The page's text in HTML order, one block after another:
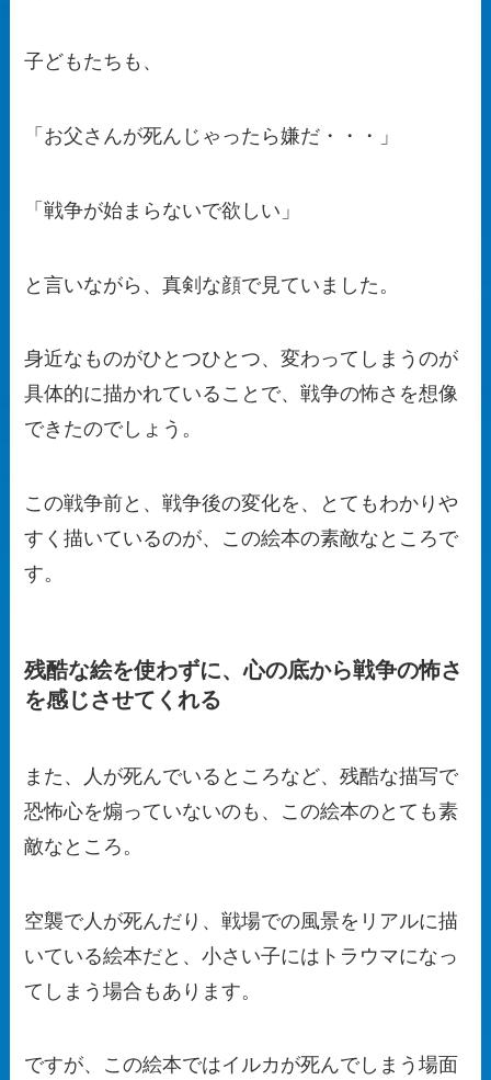
子どもたちも、
「お父さんが死んじゃったら嫌だ・・・」
「戦争が始まらないで欲しい」
と言いながら、真剣な顔で見ていました。
身近なものがひとつひとつ、変わってしまうのが
具体的に描かれていることで、戦争の怖さを想像
できたのでしょう。
この戦争前と、戦争後の変化を、とてもわかりや
すく描いているのが、この絵本の素敵なところで
す。
残酷な絵を使わずに、心の底から戦争の怖さ
を感じさせてくれる
また、人が死んでいるところなど、残酷な描写で
恐怖心を煽っていないのも、この絵本のとても素
敵なところ。
空襲で人が死んだり、戦場での風景をリアルに描
いている絵本だと、小さい子にはトラウマになっ
てしまう場合もあります。
ですが、この絵本ではイルカが死んでしまう場面